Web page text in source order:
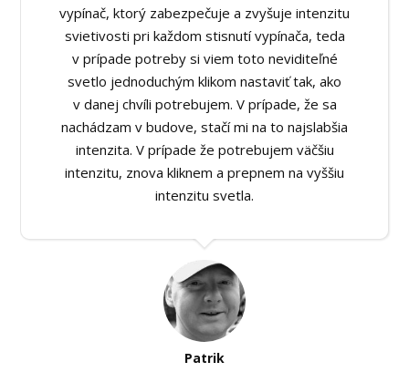
vypínač, ktorý zabezpečuje a zvyšuje intenzitu
svietivosti pri každom stisnutí vypínača, teda
v prípade potreby si viem toto neviditeľné
svetlo jednoduchým klikom nastaviť tak, ako
v danej chvíli potrebujem. V prípade, že sa
nachádzam v budove, stačí mi na to najslabšia
intenzita. V prípade že potrebujem väčšiu
intenzitu, znova kliknem a prepnem na vyššiu
intenzitu svetla.
Patrik